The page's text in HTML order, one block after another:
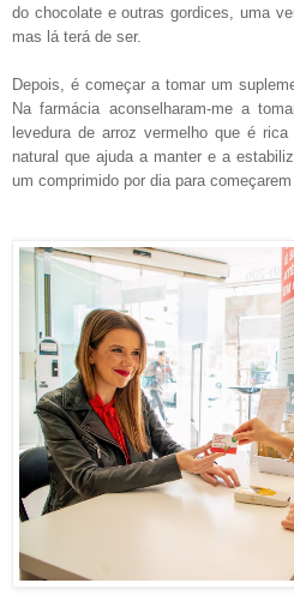
do chocolate e outras gordices, uma
mas lá terá de ser.
Depois, é começar a tomar um
Na farmácia aconselharam-me a
levedura de arroz vermelho que é
natural que ajuda a manter e a
um comprimido por dia para